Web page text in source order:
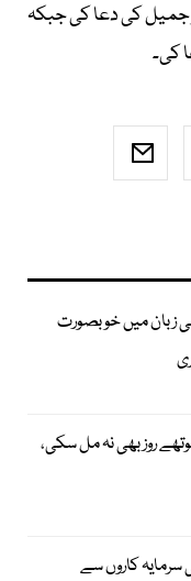
جمیل کی دعا کی جبکہ
کی۔
زبان میں خوبصورت
روز بھی نہ مل سکی،
سرمایہ کاروں سے